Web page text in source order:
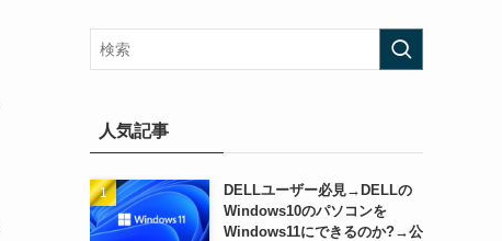
人気記事
DELLユーザー必見→DELLの
Windows10のパソコンを
Windows11にできるのか?→公